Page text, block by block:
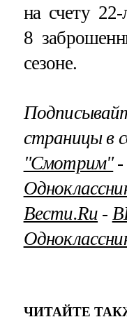
на счету 22-
8
сезоне.
страницы в
"Смотрим"‐
Вести.Ru ‐
ЧИТАЙТЕ